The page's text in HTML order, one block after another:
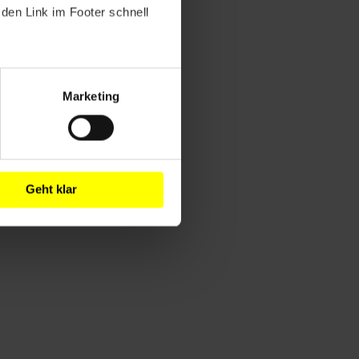
Link im Footer schnell
Marketing
Geht klar